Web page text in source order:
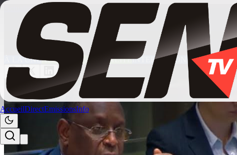
AccueilDirectEmissionsInfo
Actualités/
ONU : Macky Sall face à une nouvelle
13 mai 2026
À LA UNEActu_Express ACTUALITEINTERNATIONAL